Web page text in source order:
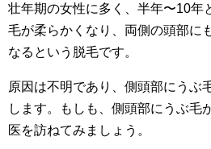
壮年期の女性に多く、半年〜10年
毛が柔らかくなり、両側の頭部に
なるという脱毛です。
原因は不明であり、側頭部にうぶ
します。もしも、側頭部にうぶ毛
医を訪ねてみましょう。